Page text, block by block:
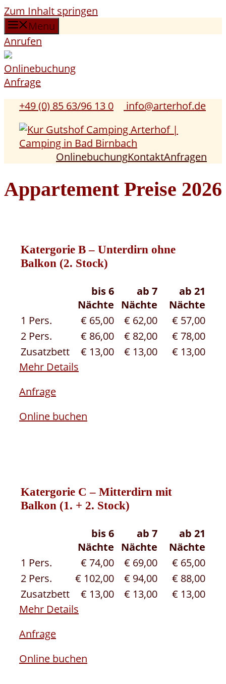
Zum Inhalt springen
Menu
Anrufen
Onlinebuchung
Anfrage
+49 (0) 85 63/96 13 0
info@arterhof.de
OnlinebuchungKontaktAnfragen
Appartement Preise 2026
Katergorie B – Unterdirn ohne
Balkon (2. Stock)
bis 6
Nächte
ab 7
Nächte
ab 21
Nächte
1 Pers.
€ 65,00 € 62,00
€ 57,00
2 Pers.
€ 86,00 € 82,00
€ 78,00
Zusatzbett
€ 13,00 € 13,00
€ 13,00
Mehr Details
Anfrage
Online buchen
Katergorie C – Mitterdirn mit
Balkon (1. + 2. Stock)
bis 6
Nächte
ab 7
Nächte
ab 21
Nächte
1 Pers.
€ 74,00 € 69,00
€ 65,00
2 Pers.
€ 102,00 € 94,00
€ 88,00
Zusatzbett
€ 13,00 € 13,00
€ 13,00
Mehr Details
Anfrage
Online buchen